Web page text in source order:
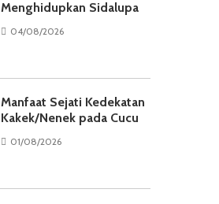
Menghidupkan Sidalupa
04/08/2026
Manfaat Sejati Kedekatan
Kakek/Nenek pada Cucu
01/08/2026